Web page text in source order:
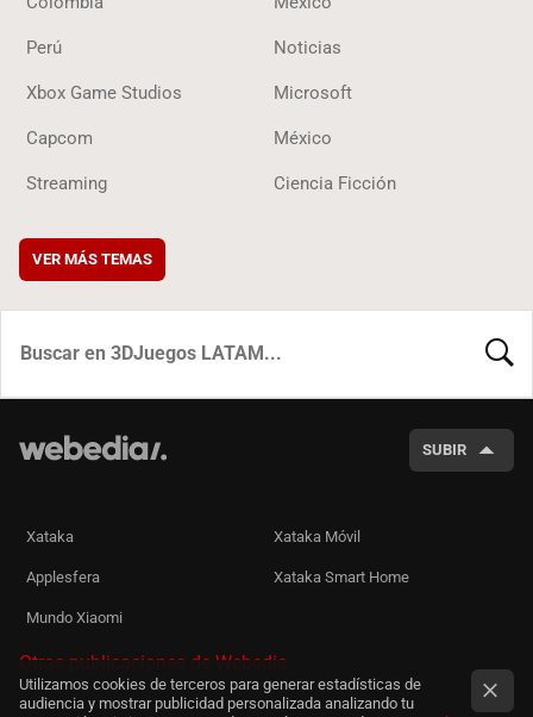
Perú Noticias
Xbox Game Studios Microsoft
Capcom México
Streaming Ciencia Ficción
VER MÁS TEMAS
SUBIR
Xataka Xataka Móvil
Applesfera Xataka Smart Home
Mundo Xiaomi
Otras publicaciones de Webedia
Utilizamos cookies de terceros para generar estadísticas de
audiencia y mostrar publicidad personalizada analizando tu